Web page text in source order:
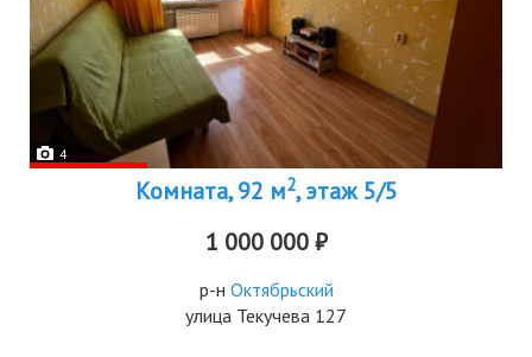
4
Комната, 92 м2, этаж 5/5
1 000 000 ₽
р-н Октябрьский
улица Текучева 127